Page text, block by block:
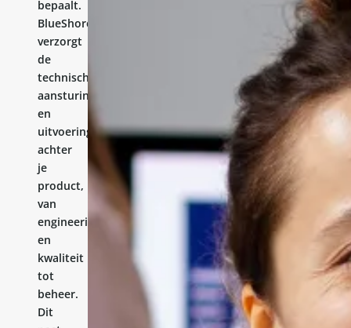
bepaalt.
BlueShores
verzorgt
de
technische
aansturing
en
uitvoering
achter
je
product,
van
engineering
en
kwaliteit
tot
beheer.
Dit